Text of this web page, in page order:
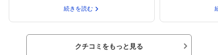
るそうだが50〜60人が丁度良さそうな広さ。衣
アイテムカメラマン無しにした前撮りを無しに
したブーケを持ち込みにしたズワイガニのサラ
ダ パッションフルーツのジュレ甘鯛とサーモ
ンのパイ包み焼き オニオンとビーツのソース
続きを読む
ませんがほど近
問となってしまい
案内いただきまし
やかで、大変気
クチコミをもっと見る